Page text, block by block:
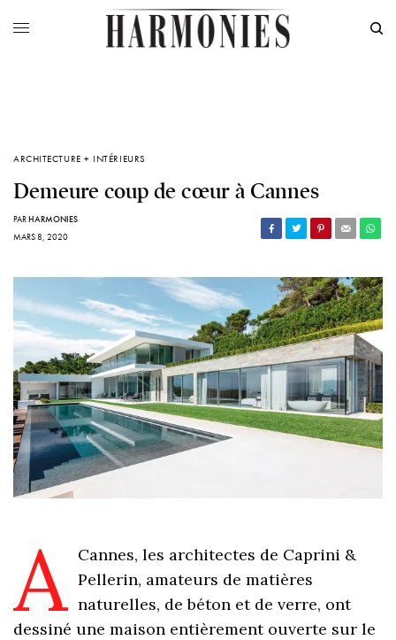
ARCHITECTURE + INTÉRIEURS
Demeure coup de cœur à Cannes
PARHARMONIES
MARS 8, 2020
A Cannes, les architectes de Caprini &
Pellerin, amateurs de matières
naturelles, de béton et de verre, ont
dessiné une maison entièrement ouverte sur le